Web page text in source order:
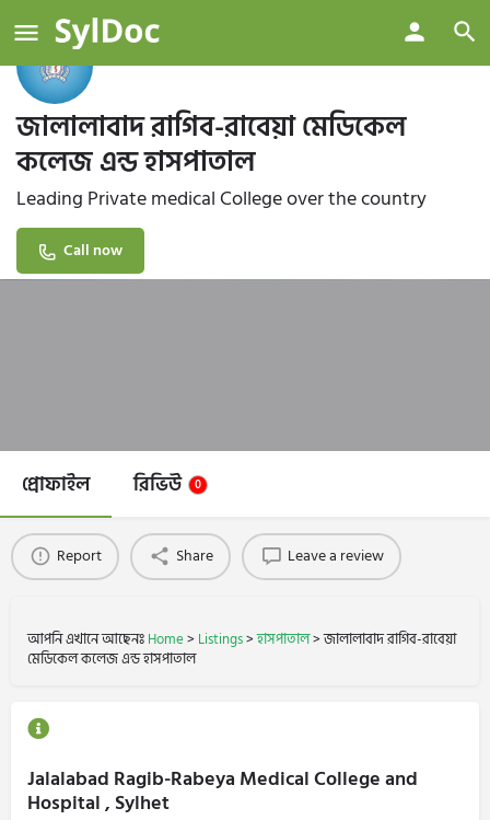
জালালাবাদ রাগিব-রাবেয়া মেডিকেল
কলেজ এন্ড হাসপাতাল
Leading Private medical College over the country
Call now
প্রোফাইল রিভিউ 0
Report Share Leave a review
আপনি এখানে আছেনঃHome> Listings>হাসপাতাল>জালালাবাদ রাগিব-রাবেয়া
মেডিকেল কলেজ এন্ড হাসপাতাল
Jalalabad Ragib-Rabeya Medical College and
Hospital , Sylhet